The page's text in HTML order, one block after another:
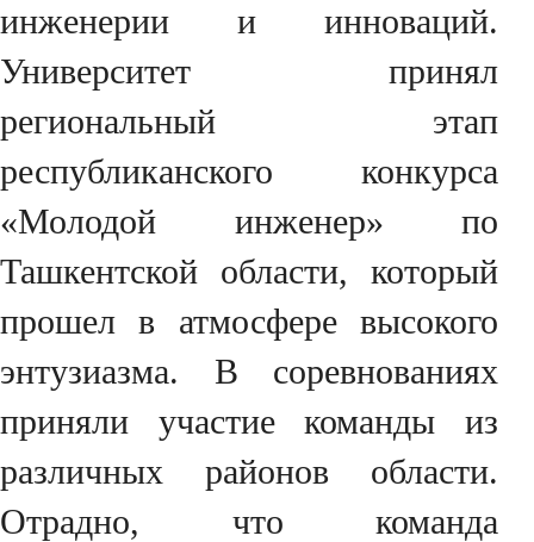
инженерии и инноваций.
Университет принял
региональный этап
республиканского конкурса
«Молодой инженер» по
Ташкентской области, который
прошел в атмосфере высокого
энтузиазма. В соревнованиях
приняли участие команды из
различных районов области.
Отрадно, что команда